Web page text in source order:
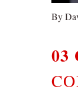
By
03